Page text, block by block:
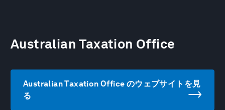
Australian Taxation Office
Australian Taxation Office のウェブサイトを見
る